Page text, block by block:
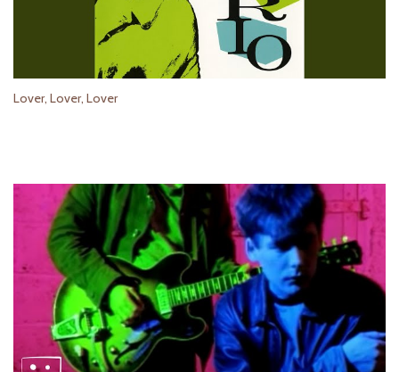
Lover, Lover, Lover